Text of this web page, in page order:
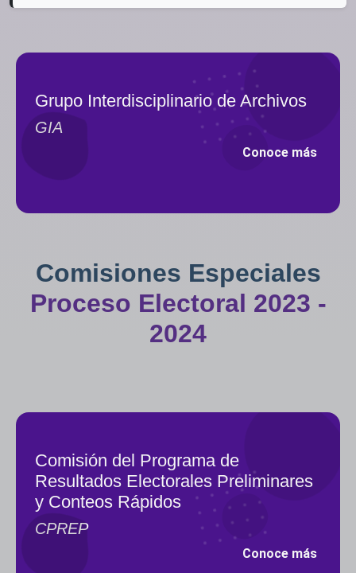
Grupo Interdisciplinario de Archivos
GIA
Conoce más
Comisiones Especiales
Proceso Electoral 2023 -
2024
Comisión del Programa de
Resultados Electorales Preliminares
y Conteos Rápidos
CPREP
Conoce más